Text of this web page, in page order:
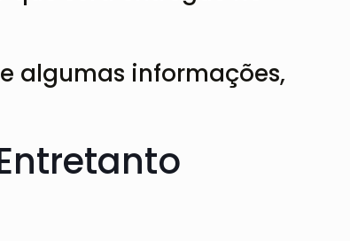
algumas informações,
Entretanto